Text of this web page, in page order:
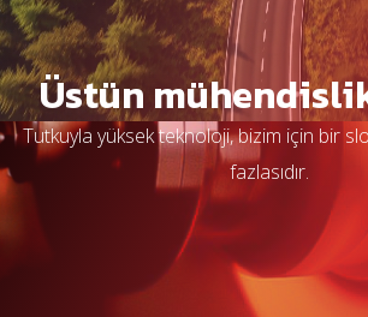
Üstün
Tutkuyla yüksek teknoloji, bizim için bir
fazlasıdır.